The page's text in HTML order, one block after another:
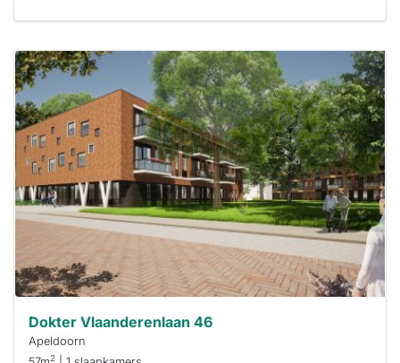
Deze woning
is
waarschijnlijk
al verhuurd
Om kans te
maken moet je
binnen 15
minuten
reageren.
Stekkies helpt
je hierbij!
Dokter Vlaanderenlaan 46
Apeldoorn
2